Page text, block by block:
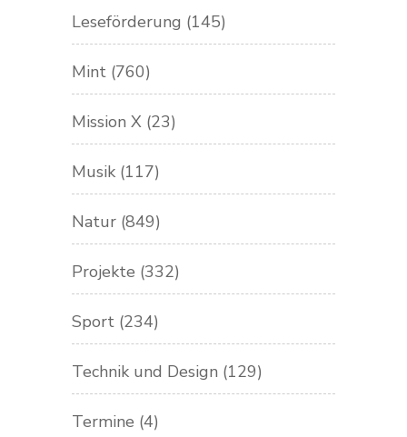
Leseförderung (145)
Mint (760)
Mission X (23)
Musik (117)
Natur (849)
Projekte (332)
Sport (234)
Technik und Design (129)
Termine (4)